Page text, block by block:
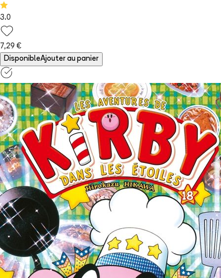
3.0
7,29 €
DisponibleAjouter au panier